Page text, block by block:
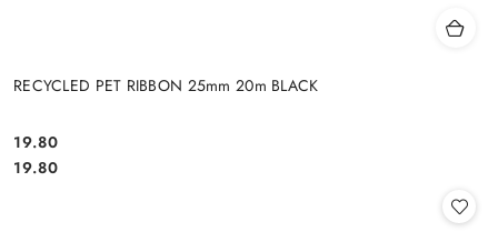
RECYCLED PET RIBBON 25mm 20m BLACK
Cena:
19.80
Cena:
19.80